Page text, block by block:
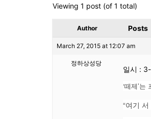
Viewing 1 post (of 1 total)
Author Posts
March 27, 2015 at 12:07 am
정하상성당
일시 :
‘떼제’
“여기